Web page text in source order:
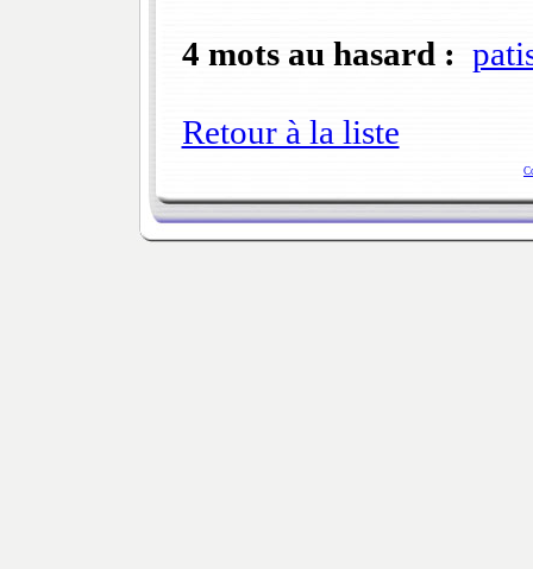
4 mots au hasard :
Retour à la liste